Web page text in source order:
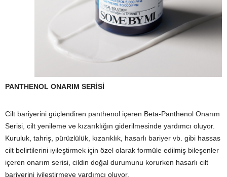
PANTHENOL ONARIM SERİSİ
Cilt bariyerini güçlendiren panthenol içeren Beta-Panthenol Onarım
Serisi, cilt yenileme ve kızarıklığın giderilmesinde yardımcı oluyor.
Kuruluk, tahriş, pürüzlülük, kızarıklık, hasarlı bariyer vb. gibi hassas
cilt belirtilerini iyileştirmek için özel olarak formüle edilmiş bileşenler
içeren onarım serisi, cildin doğal durumunu korurken hasarlı cilt
bariyerini iyileştirmeye yardımcı oluyor.